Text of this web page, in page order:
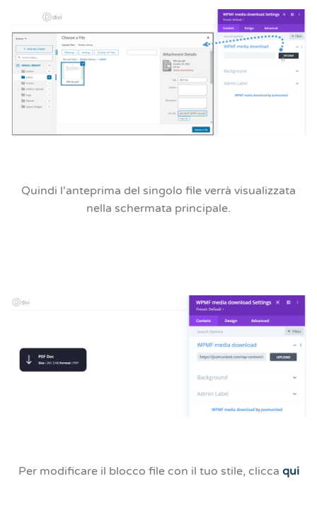
Quindi l'anteprima del singolo file verrà visualizzata
nella schermata principale.
Per modificare il blocco file con il tuo stile, clicca qui